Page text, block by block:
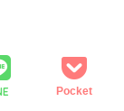
Pocket